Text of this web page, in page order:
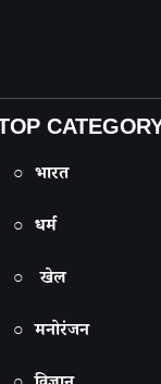
○ भारत
○ धर्म
○ खेल
○ मनोरंजन